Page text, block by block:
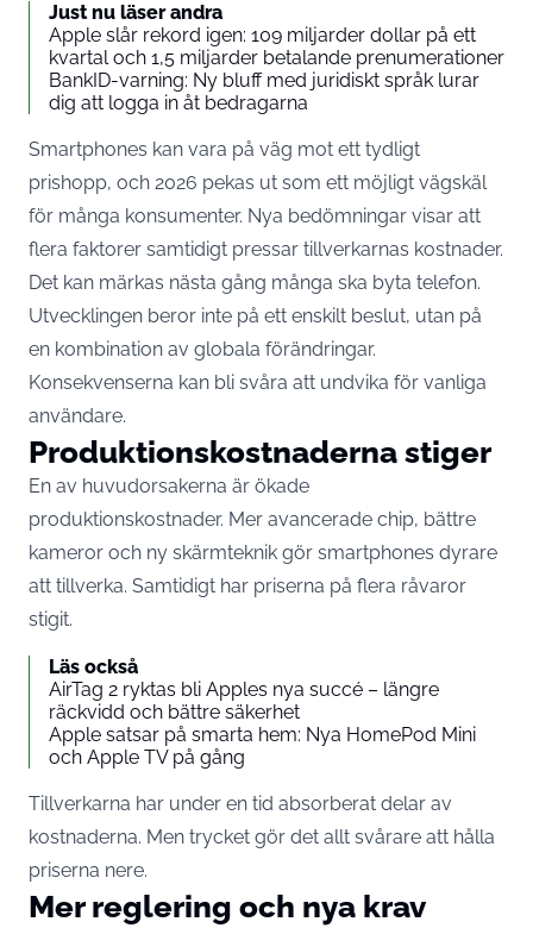
Just nu läser andra
Apple slår rekord igen: 109 miljarder dollar på ett
kvartal och 1,5 miljarder betalande prenumerationer
BankID-varning: Ny bluff med juridiskt språk lurar
dig att logga in åt bedragarna
Smartphones kan vara på väg mot ett tydligt
prishopp, och 2026 pekas ut som ett möjligt vägskäl
för många konsumenter. Nya bedömningar visar att
flera faktorer samtidigt pressar tillverkarnas kostnader.
Det kan märkas nästa gång många ska byta telefon.
Utvecklingen beror inte på ett enskilt beslut, utan på
en kombination av globala förändringar.
Konsekvenserna kan bli svåra att undvika för vanliga
användare.
Produktionskostnaderna stiger
En av huvudorsakerna är ökade
produktionskostnader. Mer avancerade chip, bättre
kameror och ny skärmteknik gör smartphones dyrare
att tillverka. Samtidigt har priserna på flera råvaror
stigit.
Läs också
AirTag 2 ryktas bli Apples nya succé – längre
räckvidd och bättre säkerhet
Apple satsar på smarta hem: Nya HomePod Mini
och Apple TV på gång
Tillverkarna har under en tid absorberat delar av
kostnaderna. Men trycket gör det allt svårare att hålla
priserna nere.
Mer reglering och nya krav